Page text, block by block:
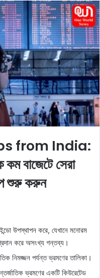
from India:
বাজেটে সেরা
শুরু করুন
উপস্থাপন করে, যেখানে মনোরম
করে অসংখ্য গন্তব্য।
নিমজ্জন পর্যন্ত ভ্রমণের তালিকা।
ভ্রমণের একটি কিউরেটেড